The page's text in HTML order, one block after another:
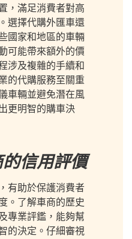
，滿足消費者對高
選擇代購外匯車還
國家和地區的車輛
可能帶來額外的價
涉及複雜的手續和
的代購服務至關重
車輛並避免潛在風
更明智的購車決
信用評價
有助於保護消費者
。了解車商的歷史
專業評鑑，能夠幫
的決定。仔細審視